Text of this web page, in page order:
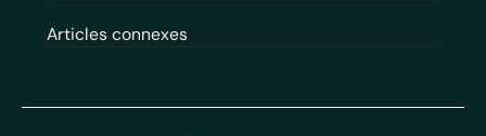
Articles connexes